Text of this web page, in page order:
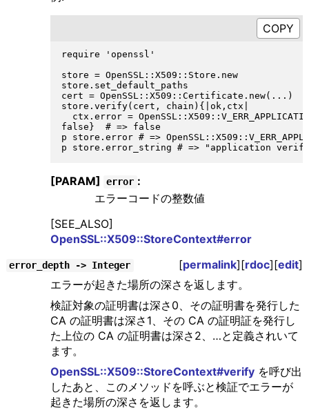
require 'openssl'
store = OpenSSL::X509::Store.new
store.set_default_paths
cert = OpenSSL::X509::Certificate.new(...)
store.verify(cert, chain){|ok,ctx|
ctx.error =
false}  # => false
p store.error # =>
[PARAM] error :
エラーコードの整数値
[SEE_ALSO]
OpenSSL::X509::StoreContext#error
error_depth -> Integer [permalink][rdoc][edit]
エラーが起きた場所の深さを返します。
検証対象の証明書は深さ0、その証明書を発行した
CA の証明書は深さ1、その CA の証明証を発行し
た上位の CA の証明書は深さ2、…と定義されいて
ます。
OpenSSL::X509::StoreContext#verifyを呼び出
したあと、このメソッドを呼ぶと検証でエラーが
起きた場所の深さを返します。